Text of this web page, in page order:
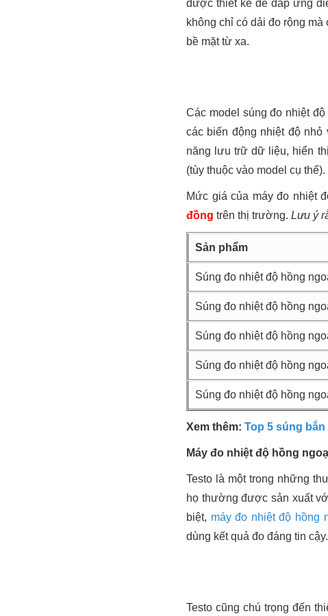
được thiết kế để đáp ứng
không chỉ có dải đo rộng
bề mặt từ xa.
Các model súng đo nhiệt
các biến động nhiệt độ
năng lưu trữ dữ liệu, hiển
(tùy thuộc vào model cụ thể).
Mức giá của máy đo nhiệt
đồng trên thị trường. Lưu ý
Sản phẩm
Súng đo nhiệt độ hồng
Súng đo nhiệt độ hồng
Súng đo nhiệt độ hồng
Súng đo nhiệt độ hồng
Súng đo nhiệt độ hồng
Xem thêm: Top 5 súng
Máy đo nhiệt độ hồng
Testo là một trong những
họ thường được sản xuất
biệt, máy đo nhiệt độ hồng
dùng kết quả đo đáng tin cậy.
Testo cũng chú trọng đến